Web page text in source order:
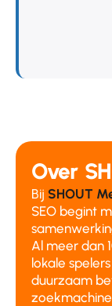
Over
Bij SHOUT
SEO begint
Al meer dan
lokale
duurzaam